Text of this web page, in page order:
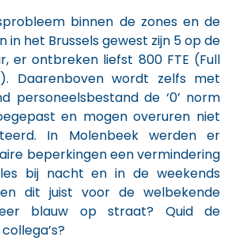
binnen de zones en de
in het Brussels gewest zijn 5 op de
er ontbreken liefst 800 FTE (Full
Daarenboven wordt zelfs met
personeelsbestand de ‘0’ norm
en mogen overuren niet
In Molenbeek werden er
beperkingen een vermindering
bij nacht en in de weekends
dit juist voor de welbekende
blauw op straat? Quid de